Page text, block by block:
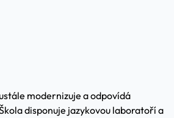
modernizuje a odpovídá
disponuje jazykovou laboratoří a